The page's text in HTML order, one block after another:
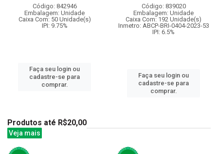
Código: 842946
Embalagem: Unidade
Caixa Com: 50 Unidade(s)
IPI: 9.75%
Faça seu login ou
cadastre-se para
comprar.
Código: 839020
Embalagem: Unidade
Caixa Com: 192 Unidade(s)
Inmetro: ABCP-BRI-0404-2023-53
IPI: 6.5%
Faça seu login ou
cadastre-se para
comprar.
Produtos até R$20,00
Veja mais